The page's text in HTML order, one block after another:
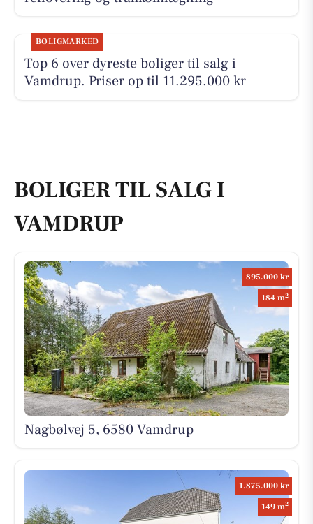
BOLIGMARKED
Top 6 over dyreste boliger til salg i
Vamdrup. Priser op til 11.295.000 kr
BOLIGER TIL SALG I
VAMDRUP
895.000 kr
184 m2
Nagbølvej 5, 6580 Vamdrup
1.875.000 kr
149 m2